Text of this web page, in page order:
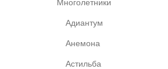
Многолетники
Адиантум
Анемона
Астильба